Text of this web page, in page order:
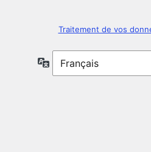
Traitement de vos
Langue